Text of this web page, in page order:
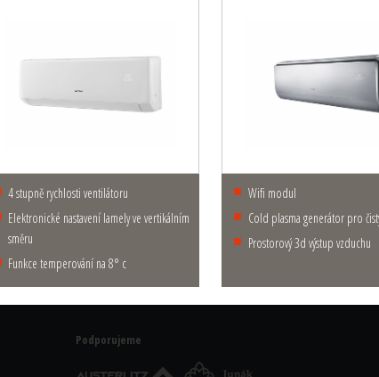
4 stupně rychlosti ventilátoru
elektronické nastavení lamely ve vertikálním
směru
funkce temperování na 8° c
wifi modul
cold plasma generátor pro
prostorový 3d výstup vzduchu
Podporujeme